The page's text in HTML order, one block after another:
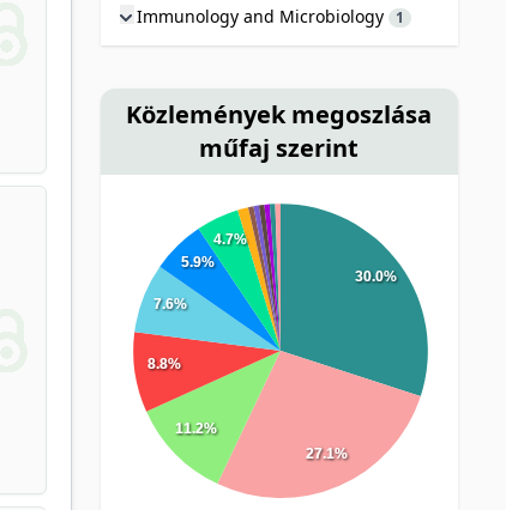
Immunology and Microbiology 1
Közlemények megoszlása
műfaj szerint
30.0%
27.1%
11.2%
8.8%
7.6%
5.9%
4.7%